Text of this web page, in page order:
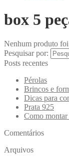
box 5
Nenhum produto foi
Pesquisar por:
Posts recentes
Pérolas
Brincos e
Dicas para
Prata 925
Como
Comentários
Arquivos